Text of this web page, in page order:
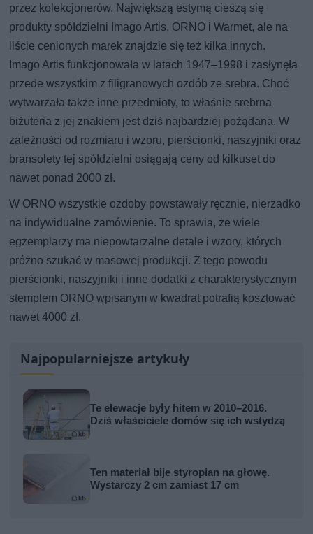
przez kolekcjonerów. Największą estymą cieszą się
produkty spółdzielni Imago Artis, ORNO i Warmet, ale na
liście cenionych marek znajdzie się też kilka innych.
Imago Artis funkcjonowała w latach 1947–1998 i zasłynęła
przede wszystkim z filigranowych ozdób ze srebra. Choć
wytwarzała także inne przedmioty, to właśnie srebrna
biżuteria z jej znakiem jest dziś najbardziej pożądana. W
zależności od rozmiaru i wzoru, pierścionki, naszyjniki oraz
bransolety tej spółdzielni osiągają ceny od kilkuset do
nawet ponad 2000 zł.
W ORNO wszystkie ozdoby powstawały ręcznie, nierzadko
na indywidualne zamówienie. To sprawia, że wiele
egzemplarzy ma niepowtarzalne detale i wzory, których
próżno szukać w masowej produkcji. Z tego powodu
pierścionki, naszyjniki i inne dodatki z charakterystycznym
stemplem ORNO wpisanym w kwadrat potrafią kosztować
nawet 4000 zł.
Najpopularniejsze artykuły
Te elewacje były hitem w 2010–2016.
Dziś właściciele domów się ich wstydzą
Ten materiał bije styropian na głowę.
Wystarczy 2 cm zamiast 17 cm